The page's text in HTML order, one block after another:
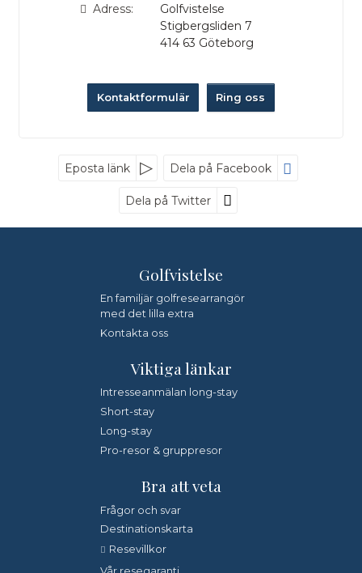
Adress:
Golfvistelse
Stigbergsliden 7
414 63 Göteborg
Kontaktformulär Ring oss
Nyhetsbrev
Fyll i denna kod. Detta används för att kontrollera att det
inte är en dator som fyller i formulär automatiskt.
Jag samtycker till dataskyddspolicyn.
Eposta länk Dela på Facebook
Dela på Twitter
Golfvistelse
En familjär golfresearrangör
med det lilla extra
Kontakta oss
Viktiga länkar
Intresseanmälan long-stay
Short-stay
Long-stay
Pro-resor & gruppresor
Bra att veta
Frågor och svar
Destinationskarta
Resevillkor